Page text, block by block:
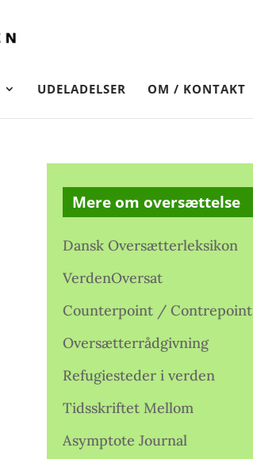
UDELADELSER OM / KONTAKT
Mere om oversættelse
Dansk Oversætterleksikon
VerdenOversat
Counterpoint / Contrepoint
Oversætterrådgivning
Refugiesteder i verden
Tidsskriftet Mellom
Asymptote Journal